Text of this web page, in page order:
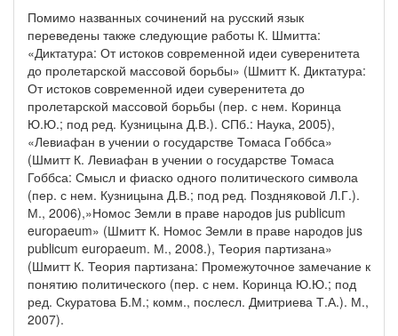
Помимо названных сочинений на русский язык
переведены также следующие работы К. Шмитта:
«Диктатура: От истоков современной идеи суверенитета
до пролетарской массовой борьбы» (Шмитт К. Диктатура:
От истоков современной идеи суверенитета до
пролетарской массовой борьбы (пер. с нем. Коринца
Ю.Ю.; под ред. Кузницына Д.В.). СПб.: Наука, 2005),
«Левиафан в учении о государстве Томаса Гоббса»
(Шмитт К. Левиафан в учении о государстве Томаса
Гоббса: Смысл и фиаско одного политического символа
(пер. с нем. Кузницына Д.В.; под ред. Поздняковой Л.Г.).
М., 2006),»Номос Земли в праве народов jus publicum
europaeum» (Шмитт К. Номос Земли в праве народов jus
publicum europaeum. М., 2008.), Теория партизана»
(Шмитт К. Теория партизана: Промежуточное замечание к
понятию политического (пер. с нем. Коринца Ю.Ю.; под
ред. Скуратова Б.М.; комм., послесл. Дмитриева Т.А.). М.,
2007).